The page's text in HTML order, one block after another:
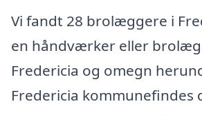
Vi fandt 28 brolæggere i
en håndværker eller
Fredericia og omegn
Fredericia kommunefindes